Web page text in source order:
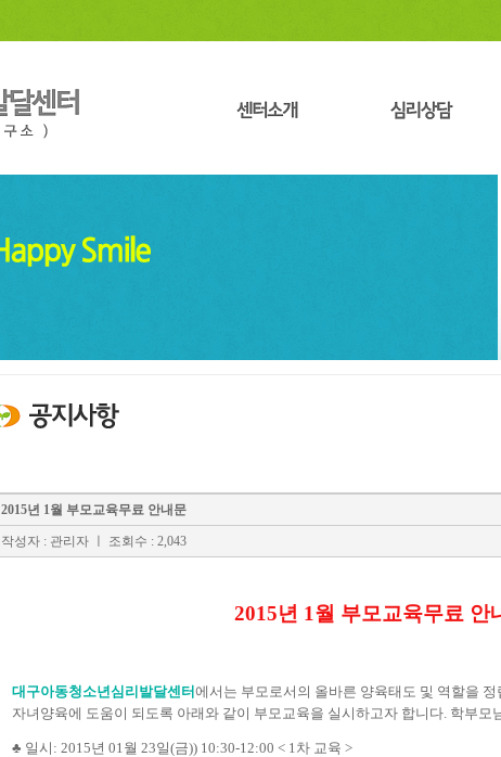
2015년 1월 부모교육무료 안내문
작성자 : 관리자 ㅣ 조회수 : 2,043
2015년 1월 부모교육무료 안
대구아동청소년심리발달센터 에서는 부모로서의 올바른 양육태도 및 역할을
자녀양육에 도움이 되도록 아래와 같이 부모교육을 실시하고자 합니다. 학부모
♣ 일시: 2015년 01월 23일(금)) 10:30-12:00 < 1차 교육 >